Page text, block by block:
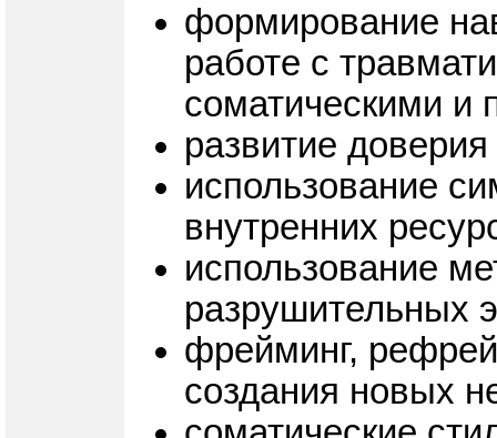
формирование
работе с
соматическими и
развитие
использование
внутренних
использование
разрушительных
фрейминг,
создания новых